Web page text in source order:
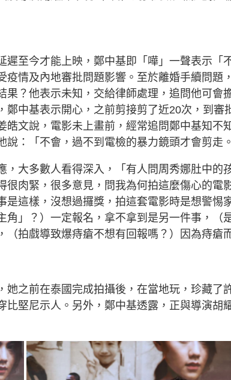
n
n
g
T
i
m
e
至今才能上映，鄭中基即「嘩」一聲表示「
疫情及內地審批問題影響。至於離婚手續問題
果？他表示未知，交給律師處理，追問他可會
中基表示開心，之前剪接剪了近20次，到審
皓文說，電影未上畫前，經常追問鄭中基知不
：「不會，過不到電檢的暴力鏡頭才會剪走。
大多數人看得深入，「有人問周秀娜肚中的
肉緊，很多意見，問我為何拍這麼傷心的電
這樣，沒想過攞獎，拍這套電影時是想警惕
角」？）一定報名，拿不拿到是另一件事，（
拍戲導致爆痔瘡不想有回報嗎？）因為痔瘡
之前在泰國完成拍攝後，在當地玩，珍藏了
堅尼示人。另外，鄭中基透露，正與導演胡